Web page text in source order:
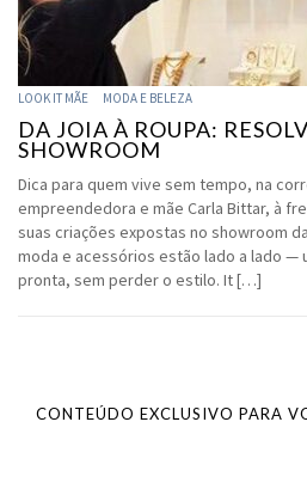
LOOK IT MÃE MODA E BELEZA
DA JOIA À ROUPA:
SHOWROOM
Dica para quem vive sem tempo, na
empreendedora e mãe Carla Bittar, à
suas criações expostas no showroom
moda e acessórios estão lado a lado —
pronta, sem perder o estilo. It […]
CONTEÚDO EXCLUSIVO PARA